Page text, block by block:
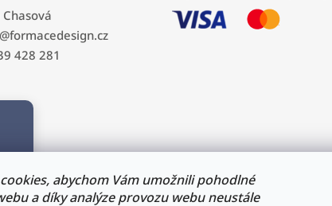
abychom Vám umožnili pohodlné
a díky analýze provozu webu neustále
@formacedesign.cz
428 281